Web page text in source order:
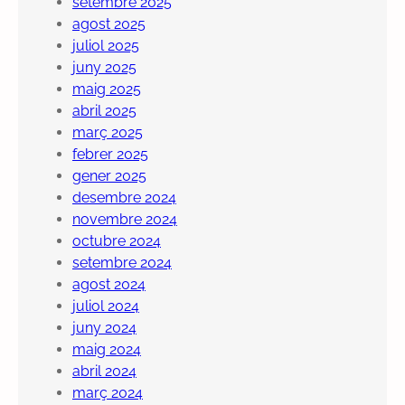
agost 2025
juliol 2025
juny 2025
maig 2025
abril 2025
març 2025
febrer 2025
gener 2025
desembre 2024
novembre 2024
octubre 2024
setembre 2024
agost 2024
juliol 2024
juny 2024
maig 2024
abril 2024
març 2024